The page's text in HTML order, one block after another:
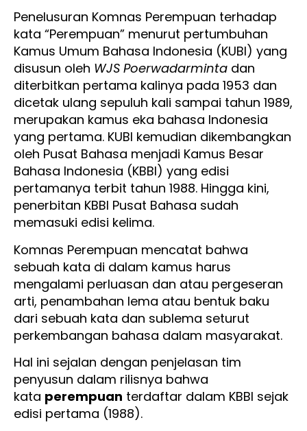
Penelusuran Komnas Perempuan terhadap
kata “Perempuan” menurut pertumbuhan
Kamus Umum Bahasa Indonesia (KUBI) yang
disusun oleh WJS Poerwadarminta dan
diterbitkan pertama kalinya pada 1953 dan
dicetak ulang sepuluh kali sampai tahun 1989,
merupakan kamus eka bahasa Indonesia
yang pertama. KUBI kemudian dikembangkan
oleh Pusat Bahasa menjadi Kamus Besar
Bahasa Indonesia (KBBI) yang edisi
pertamanya terbit tahun 1988. Hingga kini,
penerbitan KBBI Pusat Bahasa sudah
memasuki edisi kelima.
Komnas Perempuan mencatat bahwa
sebuah kata di dalam kamus harus
mengalami perluasan dan atau pergeseran
arti, penambahan lema atau bentuk baku
dari sebuah kata dan sublema seturut
perkembangan bahasa dalam masyarakat.
Hal ini sejalan dengan penjelasan tim
penyusun dalam rilisnya bahwa
kata perempuan terdaftar dalam KBBI sejak
edisi pertama (1988).